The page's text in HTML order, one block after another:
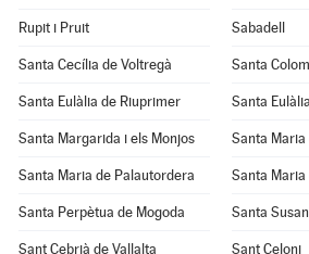
Rupit i Pruit Sabadell
Santa Cecília de Voltregà Santa
Santa Eulàlia de Riuprimer Santa
Santa Margarida i els Monjos Santa Maria
Santa Maria de Palautordera Santa Maria
Santa Perpètua de Mogoda Santa
Sant Cebrià de Vallalta Sant Celoni